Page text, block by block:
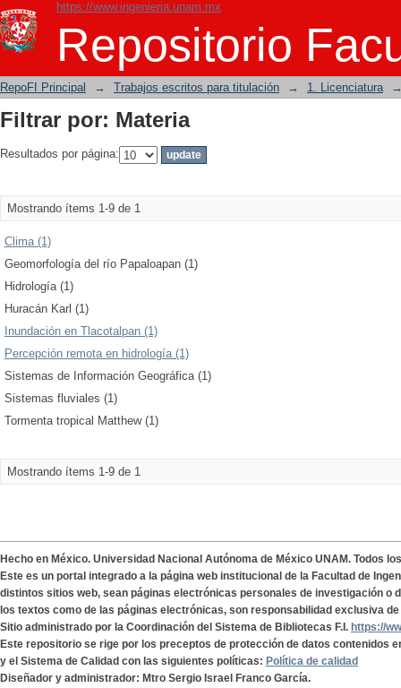
https://www.ingenieria.unam.mx
Repositorio
Filtrar por: Materia
RepoFI Principal → Trabajos escritos para titulación → 1. Licenciatura
Filtrar por: Materia
Resultados por página:
Mostrando ítems 1-9 de 1
Clima (1)
Geomorfología del río Papaloapan (1)
Hidrología (1)
Huracán Karl (1)
Inundación en Tlacotalpan (1)
Percepción remota en hidrología (1)
Sistemas de Información Geográfica (1)
Sistemas fluviales (1)
Tormenta tropical Matthew (1)
Mostrando ítems 1-9 de 1
Hecho en México. Universidad Nacional Autónoma de México UNAM. Todos
Este es un portal integrado a la página web institucional de la Facultad de
distintos sitios web, sean páginas electrónicas personales de investigación o
los textos como de las páginas electrónicas, son responsabilidad exclusiva
Sitio administrado por la Coordinación del Sistema de Bibliotecas F.I. https://
Este repositorio se rige por los preceptos de protección de datos contenidos
y el Sistema de Calidad con las siguientes políticas: Política de calidad
Diseñador y administrador: Mtro Sergio Israel Franco García.